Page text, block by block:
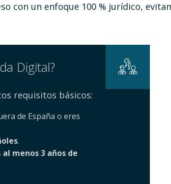
con un enfoque 100 % jurídico,
Digital?
requisitos básicos:
de España o eres
.
al menos 3 años de